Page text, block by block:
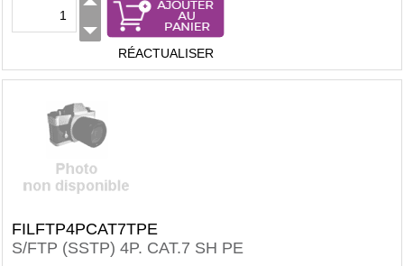
RÉACTUALISER
FILFTP4PCAT7TPE
S/FTP (SSTP) 4P. CAT.7 SH PE